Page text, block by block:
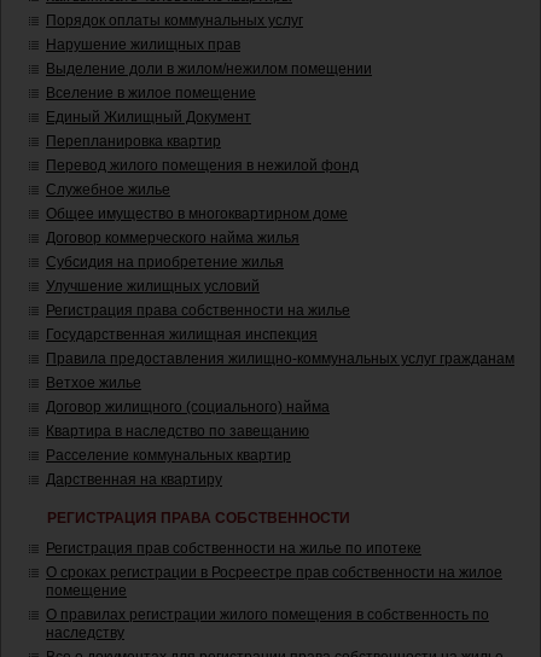
Порядок оплаты коммунальных услуг
Нарушение жилищных прав
Выделение доли в жилом/нежилом помещении
Вселение в жилое помещение
Единый Жилищный Документ
Перепланировка квартир
Перевод жилого помещения в нежилой фонд
Служебное жилье
Общее имущество в многоквартирном доме
Договор коммерческого найма жилья
Субсидия на приобретение жилья
Улучшение жилищных условий
Регистрация права собственности на жилье
Государственная жилищная инспекция
Правила предоставления жилищно-коммунальных услуг гражданам
Ветхое жилье
Договор жилищного (социального) найма
Квартира в наследство по завещанию
Расселение коммунальных квартир
Дарственная на квартиру
РЕГИСТРАЦИЯ ПРАВА СОБСТВЕННОСТИ
Регистрация прав собственности на жилье по ипотеке
О сроках регистрации в Росреестре прав собственности на жилое
помещение
О правилах регистрации жилого помещения в собственность по
наследству